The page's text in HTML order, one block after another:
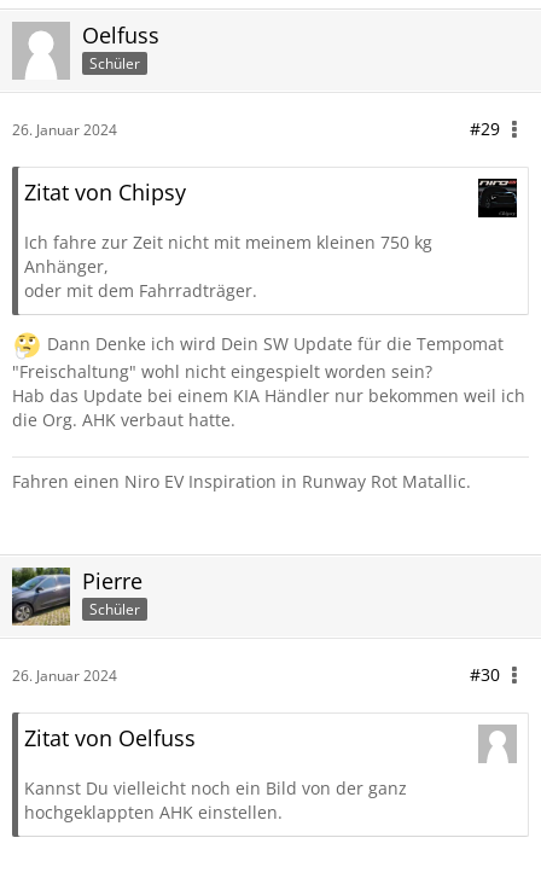
Oelfuss
Schüler
26. Januar 2024 #29
Zitat von Chipsy
Ich fahre zur Zeit nicht mit meinem kleinen 750 kg
Anhänger,
oder mit dem Fahrradträger.
Dann Denke ich wird Dein SW Update für die Tempomat
"Freischaltung" wohl nicht eingespielt worden sein?
Hab das Update bei einem KIA Händler nur bekommen weil ich
die Org. AHK verbaut hatte.
Fahren einen Niro EV Inspiration in Runway Rot Matallic.
Pierre
Schüler
26. Januar 2024 #30
Zitat von Oelfuss
Kannst Du vielleicht noch ein Bild von der ganz
hochgeklappten AHK einstellen.